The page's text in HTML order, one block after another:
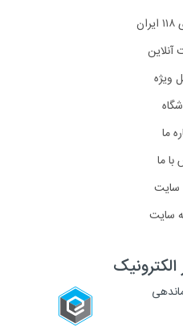
آنلاین
ویژه
ما
ما
سایت
سایت
الکترونیک